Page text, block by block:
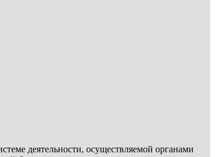
деятельности, осуществляемой органами